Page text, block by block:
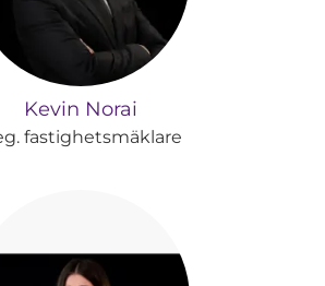
Kevin Norai
fastighetsmäklare